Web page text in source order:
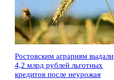
Ростовским аграриям выдали
4,2 млрд рублей льготных
кредитов после неурожая